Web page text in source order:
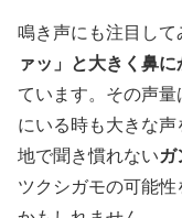
鳴き声にも注目して
ァッ」と大きく鼻
ています。その声
にいる時も大きな
地で聞き慣れないガ
ツクシガモの可能